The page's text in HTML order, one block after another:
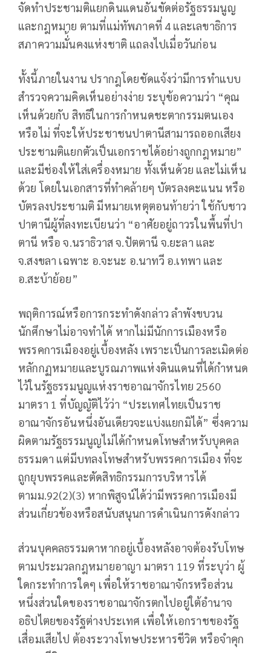
จัดทำประชามติแยกดินแดนอันขัดต่อรัฐธรรมนูญ
และกฎหมาย ตามที่แม่ทัพภาคที่ 4 และเลขาธิการ
สภาความมั่้นคงแห่งชาติ แถลงไปเมื่อวันก่อน
ทั้งนี้ภายในงาน ปรากฎโดยชัดแจ้งว่ามีการทำแบบ
สำรวจความคิดเห็นอย่างง่าย ระบุข้อความว่า “คุณ
เห็นด้วยกับ สิทธิในการกำหนดชะตากรรมตนเอง
หรือไม่ ที่จะให้ประชาชนปาตานีสามารถออกเสียง
ประชามติแยกตัวเป็นเอกราชได้อย่างถูกกฎหมาย”
และมีช่องให้ใส่เครื่องหมาย ทั้งเห็นด้วย และไม่เห็น
ด้วย โดยในเอกสารที่ทำคล้ายๆ บัตรลงคะแนน หรือ
บัตรลงประชามติ มีหมายเหตุตอนท้ายว่า ใช้กับชาว
ปาตานีผู้ที่ลงทะเบียนว่า “อาศัยอยู่ถาวรในพื้นที่ปา
ตานี หรือ จ.นราธิวาส จ.ปัตตานี จ.ยะลา และ
จ.สงขลา เฉพาะ อ.จะนะ อ.นาทวี อ.เทพา และ
อ.สะบ้าย้อย”
พฤติการณ์หรือการกระทำดังกล่าว ลำพังขบวน
นักศึกษาไม่อาจทำได้ หากไม่มีนักการเมืองหรือ
พรรคการเมืองอยู่เบื้องหลัง เพราะเป็นการละเมิดต่อ
หลักกฏหมายและบูรณภาพแห่งดินแดนที่ได้กำหนด
ไว้ในรัฐธรรมนูญแห่งราชอาณาจักรไทย 2560
มาตรา 1 ที่บัญญัติไว้ว่า “ประเทศไทยเป็นราช
อาณาจักรอันหนึ่งอันเดียวจะแบ่งแยกมิได้” ซึ่งความ
ผิดตามรัฐธรรมนูญไม่ได้กำหนดโทษสำหรับบุคคล
ธรรมดา แต่มีบทลงโทษสำหรับพรรคการเมือง ที่จะ
ถูกยุบพรรคและตัดสิทธิกรรมการบริหารได้
ตามม.92(2)(3) หากพิสูจน์ได้ว่ามีพรรคการเมืองมี
ส่วนเกี่ยวข้องหรือสนับสนุนการดำเนินการดังกล่าว
ส่วนบุคคลธรรมดาหากอยู่เบื้องหลังอาจต้องรับโทษ
ตามประมวลกฎหมายอาญา มาตรา 119 ที่ระบุว่า ผู้
ใดกระทำการใดๆ เพื่อให้ราชอาณาจักรหรือส่วน
หนึ่งส่วนใดของราชอาณาจักรตกไปอยู่ใต้อำนาจ
อธิปไตยของรัฐต่างประเทศ เพื่อให้เอกราชของรัฐ
เสื่อมเสียไป ต้องระวางโทษประหารชีวิต หรือจำคุก